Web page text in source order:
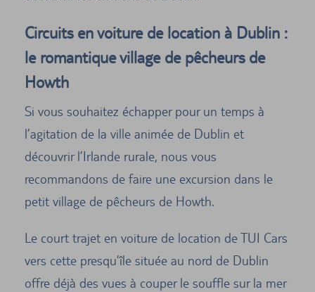
Circuits en voiture de location à Dublin :
le romantique village de pêcheurs de
Howth
Si vous souhaitez échapper pour un temps à
l’agitation de la ville animée de Dublin et
découvrir l’Irlande rurale, nous vous
recommandons de faire une excursion dans le
petit village de pêcheurs de Howth.
Le court trajet en voiture de location de TUI Cars
vers cette presqu’île située au nord de Dublin
offre déjà des vues à couper le souffle sur la mer